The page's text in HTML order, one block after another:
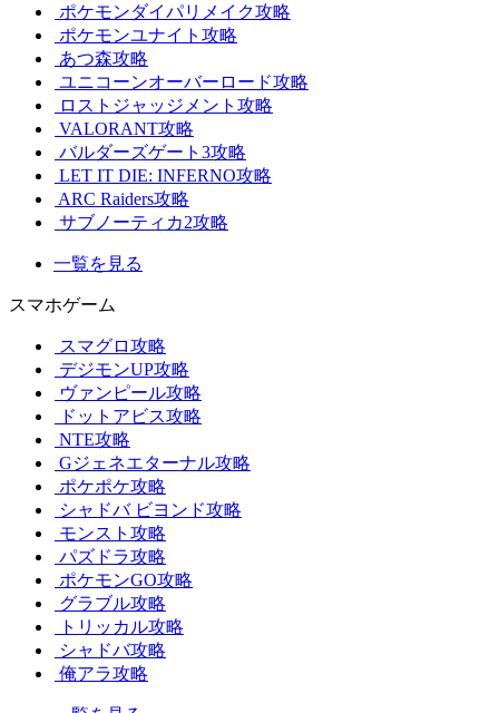
ポケモンダイパリメイク攻略
ポケモンユナイト攻略
あつ森攻略
ユニコーンオーバーロード攻略
ロストジャッジメント攻略
VALORANT攻略
バルダーズゲート3攻略
LET IT DIE: INFERNO攻略
ARC Raiders攻略
サブノーティカ2攻略
一覧を見る
スマホゲーム
スマグロ攻略
デジモンUP攻略
ヴァンピール攻略
ドットアビス攻略
NTE攻略
Gジェネエターナル攻略
ポケポケ攻略
シャドバ ビヨンド攻略
モンスト攻略
パズドラ攻略
ポケモンGO攻略
グラブル攻略
トリッカル攻略
シャドバ攻略
俺アラ攻略